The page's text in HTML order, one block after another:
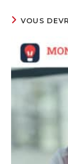
VOUS